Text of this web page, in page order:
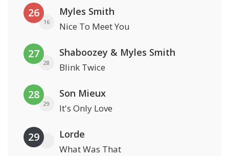
26
16
Myles Smith
Nice To Meet You
27
28
Shaboozey & Myles Smith
Blink Twice
28
29
Son Mieux
It's Only Love
29 Lorde
What Was That